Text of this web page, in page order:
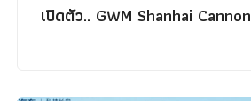
เปิดตัว.. GWM Shanhai Cannon